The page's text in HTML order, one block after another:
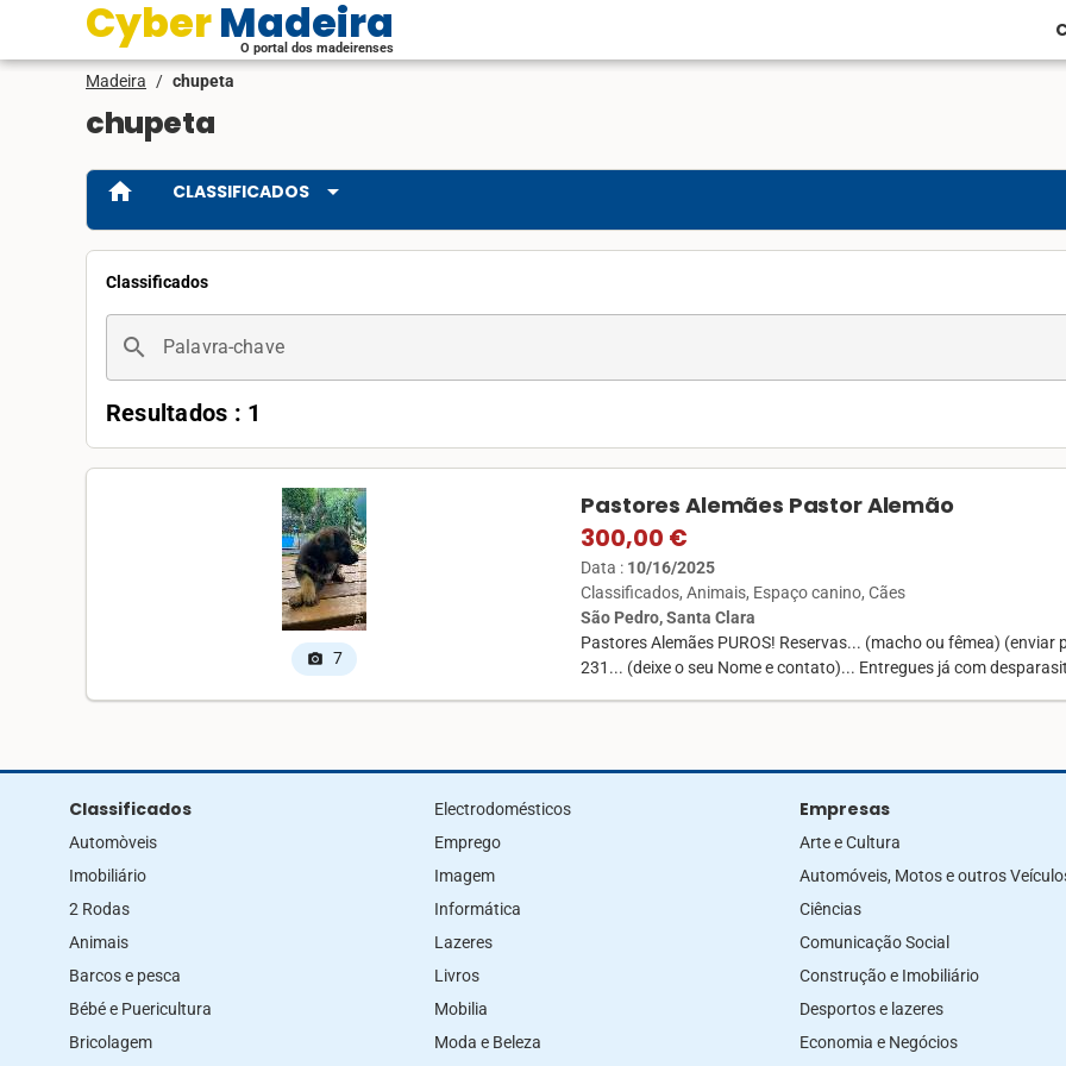
Cyber Madeira
O portal dos madeirenses
Madeira / chupeta
chupeta
home CLASSIFICADOS arrow_drop_down
Classificados
search Palavra-chave
Resultados : 1
photo_camera 7
Pastores Alemães Pastor Alemão
300,00 €
Data : 10/16/2025
Classificados Animais Espaço canino Cães
São Pedro, Santa Clara
Pastores Alemães PUROS! Reservas... (macho ou fêmea)
231... (deixe o seu Nome e contato)... Entregues já com
Classificados
Automòveis
Imobiliário
2 Rodas
Animais
Barcos e pesca
Bébé e Puericultura
Bricolagem
Electrodomésticos
Emprego
Imagem
Informática
Lazeres
Livros
Mobilia
Moda e Beleza
Empresas
Arte e Cultura
Automóveis, Motos e outros
Ciências
Comunicação Social
Construção e Imobiliário
Desportos e lazeres
Economia e Negócios